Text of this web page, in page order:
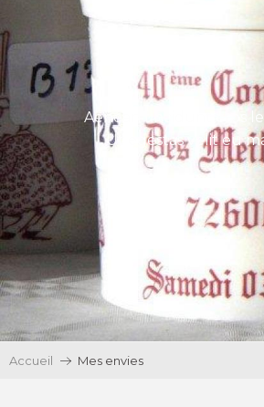
Aenean tincidunt eros
Ut egestas velit eu
Accueil Mes envies